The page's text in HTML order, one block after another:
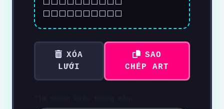
⬜⬜⬜⬜⬜⬜⬜⬜⬜⬜
⬜⬜⬜⬜⬜⬜⬜⬜⬜⬜
XÓA
LƯỚI
SAO
CHÉP ART